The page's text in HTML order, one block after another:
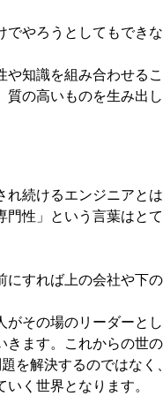
でやろうとしてもでき
や知識を組み合わせる
質の高いものを生み出
れ続けるエンジニアと
門性」という言葉はと
にすれば上の会社や下
がその場のリーダーと
きます。これからの世
を解決するのではなく
く世界となります。